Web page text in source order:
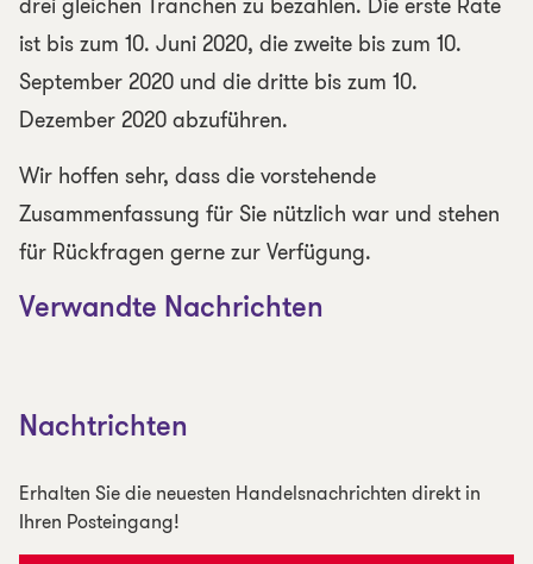
ist bis zum 10. Juni 2020, die zweite bis zum 10.
September 2020 und die dritte bis zum 10.
Dezember 2020 abzuführen.
Wir hoffen sehr, dass die vorstehende
Zusammenfassung für Sie nützlich war und stehen
für Rückfragen gerne zur Verfügung.
Verwandte Nachrichten
Nachtrichten
Erhalten Sie die neuesten Handelsnachrichten direkt in
Ihren Posteingang!